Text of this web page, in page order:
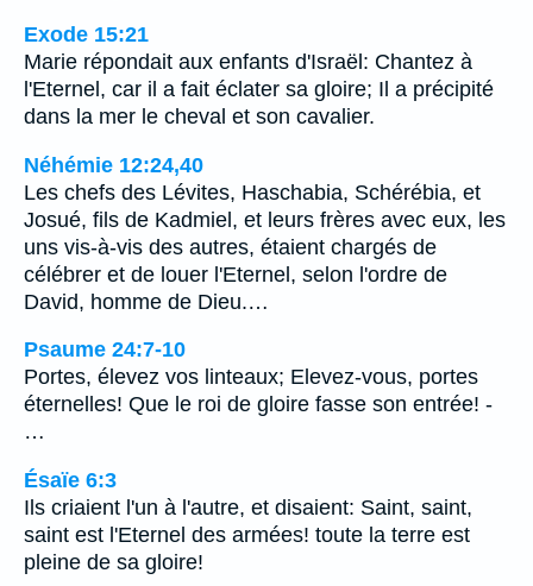
Exode 15:21
Marie répondait aux enfants d'Israël: Chantez à
l'Eternel, car il a fait éclater sa gloire; Il a précipité
dans la mer le cheval et son cavalier.
Néhémie 12:24,40
Les chefs des Lévites, Haschabia, Schérébia, et
Josué, fils de Kadmiel, et leurs frères avec eux, les
uns vis-à-vis des autres, étaient chargés de
célébrer et de louer l'Eternel, selon l'ordre de
David, homme de Dieu.…
Psaume 24:7-10
Portes, élevez vos linteaux; Elevez-vous, portes
éternelles! Que le roi de gloire fasse son entrée! -
…
Ésaïe 6:3
Ils criaient l'un à l'autre, et disaient: Saint, saint,
saint est l'Eternel des armées! toute la terre est
pleine de sa gloire!